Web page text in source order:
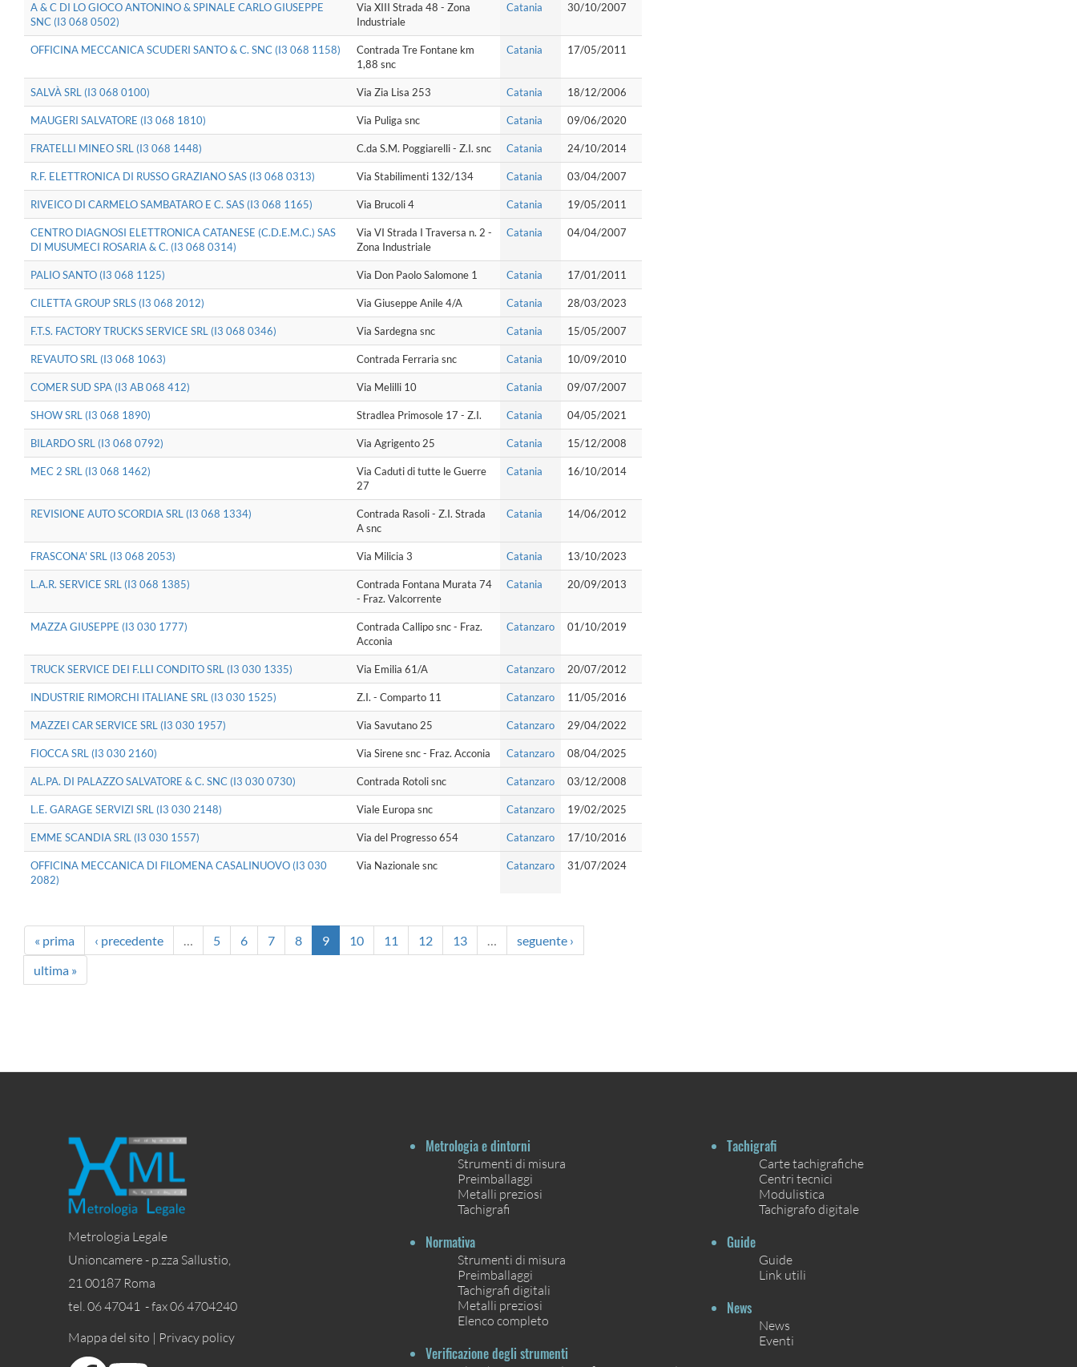
A & C DI LO GIOCO ANTONINO & SPINALE CARLO GIUSEPPE
SNC (I3 068 0502)
Via XIII Strada 48 - Zona
Industriale
Catania 30/10/2007
OFFICINA MECCANICA SCUDERI SANTO & C. SNC (I3 068 1158)
Contrada Tre Fontane km
1,88 snc
Catania 17/05/2011
SALVÀ SRL (I3 068 0100) Via Zia Lisa 253 Catania 18/12/2006
MAUGERI SALVATORE (I3 068 1810) Via Puliga snc Catania 09/06/2020
FRATELLI MINEO SRL (I3 068 1448) C.da S.M. Poggiarelli - Z.I. snc Catania 24/10/2014
R.F. ELETTRONICA DI RUSSO GRAZIANO SAS (I3 068 0313) Via Stabilimenti 132/134 Catania 03/04/2007
RIVEICO DI CARMELO SAMBATARO E C. SAS (I3 068 1165) Via Brucoli 4 Catania 19/05/2011
CENTRO DIAGNOSI ELETTRONICA CATANESE (C.D.E.M.C.) SAS
DI MUSUMECI ROSARIA & C. (I3 068 0314)
Via VI Strada I Traversa n. 2 -
Zona Industriale
Catania 04/04/2007
PALIO SANTO (I3 068 1125) Via Don Paolo Salomone 1 Catania 17/01/2011
CILETTA GROUP SRLS (I3 068 2012) Via Giuseppe Anile 4/A Catania 28/03/2023
F.T.S. FACTORY TRUCKS SERVICE SRL (I3 068 0346) Via Sardegna snc Catania 15/05/2007
REVAUTO SRL (I3 068 1063) Contrada Ferraria snc Catania 10/09/2010
COMER SUD SPA (I3 AB 068 412) Via Melilli 10 Catania 09/07/2007
SHOW SRL (I3 068 1890) Stradlea Primosole 17 - Z.I. Catania 04/05/2021
BILARDO SRL (I3 068 0792) Via Agrigento 25 Catania 15/12/2008
MEC 2 SRL (I3 068 1462)
Via Caduti di tutte le Guerre
27
Catania 16/10/2014
REVISIONE AUTO SCORDIA SRL (I3 068 1334)
Contrada Rasoli - Z.I. Strada
A snc
Catania 14/06/2012
FRASCONA' SRL (I3 068 2053) Via Milicia 3 Catania 13/10/2023
L.A.R. SERVICE SRL (I3 068 1385)
Contrada Fontana Murata 74
- Fraz. Valcorrente
Catania 20/09/2013
MAZZA GIUSEPPE (I3 030 1777)
Contrada Callipo snc - Fraz.
Acconia
Catanzaro 01/10/2019
TRUCK SERVICE DEI F.LLI CONDITO SRL (I3 030 1335) Via Emilia 61/A Catanzaro 20/07/2012
INDUSTRIE RIMORCHI ITALIANE SRL (I3 030 1525) Z.I. - Comparto 11 Catanzaro 11/05/2016
MAZZEI CAR SERVICE SRL (I3 030 1957) Via Savutano 25 Catanzaro 29/04/2022
FIOCCA SRL (I3 030 2160) Via Sirene snc - Fraz. Acconia Catanzaro 08/04/2025
AL.PA. DI PALAZZO SALVATORE & C. SNC (I3 030 0730) Contrada Rotoli snc Catanzaro 03/12/2008
L.E. GARAGE SERVIZI SRL (I3 030 2148) Viale Europa snc Catanzaro 19/02/2025
EMME SCANDIA SRL (I3 030 1557) Via del Progresso 654 Catanzaro 17/10/2016
OFFICINA MECCANICA DI FILOMENA CASALINUOVO (I3 030
2082)
Via Nazionale snc Catanzaro 31/07/2024
« prima ‹ precedente … 5 6 7 8 9 10 11 12 13 …
seguente ›
ultima »
Metrologia Legale
Unioncamere - p.zza Sallustio,
21 00187 Roma
tel. 06 47041 - fax 06 4704240
Mappa del sito | Privacy policy
Metrologia e dintorni
Strumenti di misura
Preimballaggi
Metalli preziosi
Tachigrafi
Normativa
Strumenti di misura
Preimballaggi
Tachigrafi digitali
Metalli preziosi
Elenco completo
Verificazione degli strumenti
Tachigrafi
Carte tachigrafiche
Centri tecnici
Modulistica
Tachigrafo digitale
Guide
Guide
Link utili
News
News
Eventi